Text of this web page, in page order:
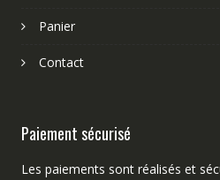
Panier
Contact
Paiement sécurisé
Les paiements sont réalisés et